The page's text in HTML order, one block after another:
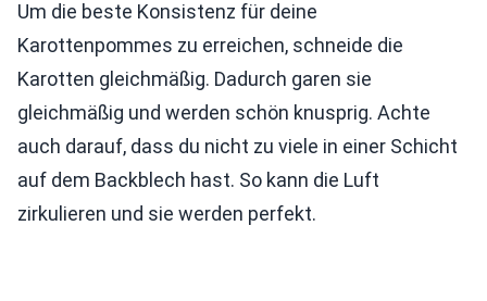
Um die beste Konsistenz für deine
Karottenpommes zu erreichen, schneide die
Karotten gleichmäßig. Dadurch garen sie
gleichmäßig und werden schön knusprig. Achte
auch darauf, dass du nicht zu viele in einer Schicht
auf dem Backblech hast. So kann die Luft
zirkulieren und sie werden perfekt.